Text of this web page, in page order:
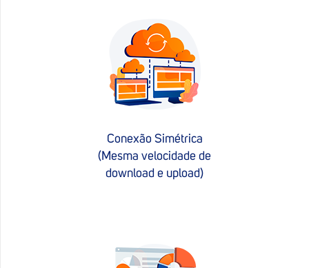
Conexão Simétrica
(Mesma velocidade de
download e upload)